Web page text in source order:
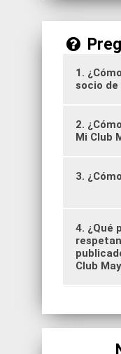
1.
socio de
Todo
de
2.
Mi Club
No es
de Pases
3.
-
Mayor (
regular)
-
4. ¿Qué
Club
Mi Club
correo